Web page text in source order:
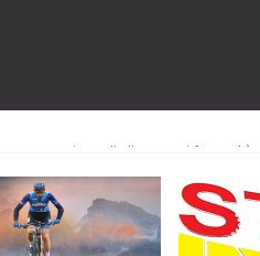
Signorelli 5^ la migliore tra gli italiani
di una leggendaria storia
a Monteceneri